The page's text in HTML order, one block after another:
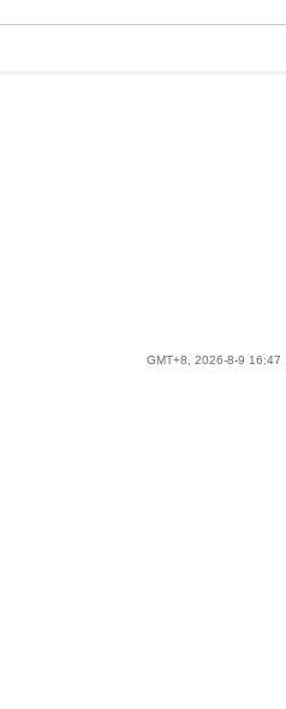
GMT+8, 2026-8-9 16:47